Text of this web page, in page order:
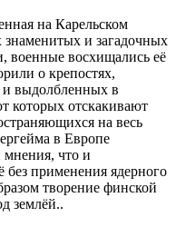
на Карельском
знаменитых и загадочных
военные восхищались её
о крепостях,
выдолбленных в
которых отскакивают
на весь
в Европе
что и
без применения ядерного
творение финской
землёй..